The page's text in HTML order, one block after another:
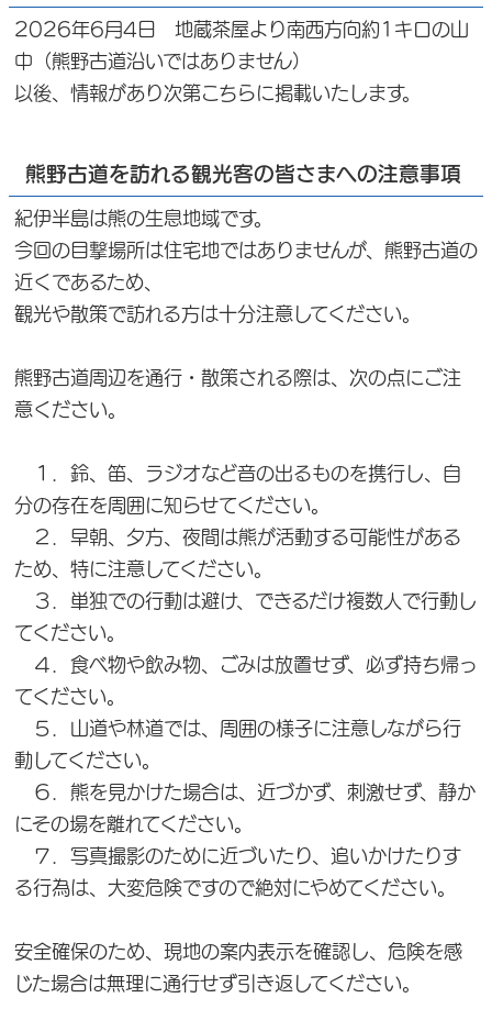
2026年6月4日 地蔵茶屋より南西方向約1キロの山
中（熊野古道沿いではありません）
以後、情報があり次第こちらに掲載いたします。
熊野古道を訪れる観光客の皆さまへの注意事項
紀伊半島は熊の生息地域です。
今回の目撃場所は住宅地ではありませんが、熊野古道の
近くであるため、
観光や散策で訪れる方は十分注意してください。
熊野古道周辺を通行・散策される際は、次の点にご注
意ください。
１．鈴、笛、ラジオなど音の出るものを携行し、自
分の存在を周囲に知らせてください。
２．早朝、夕方、夜間は熊が活動する可能性がある
ため、特に注意してください。
３．単独での行動は避け、できるだけ複数人で行動し
てください。
４．食べ物や飲み物、ごみは放置せず、必ず持ち帰っ
てください。
５．山道や林道では、周囲の様子に注意しながら行
動してください。
６．熊を見かけた場合は、近づかず、刺激せず、静か
にその場を離れてください。
７．写真撮影のために近づいたり、追いかけたりす
る行為は、大変危険ですので絶対にやめてください。
安全確保のため、現地の案内表示を確認し、危険を感
じた場合は無理に通行せず引き返してください。